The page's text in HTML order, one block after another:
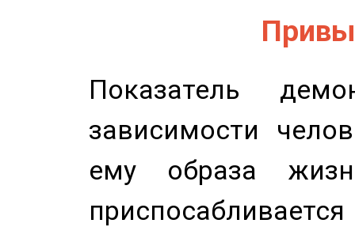
Показатель
зависимости
ему образа